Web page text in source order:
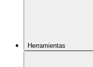
Herramientas